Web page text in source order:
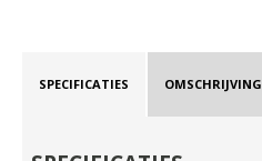
SPECIFICATIES OMSCHRIJVING